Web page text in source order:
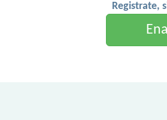
Registrate,